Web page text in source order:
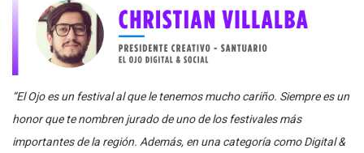
“El Ojo es un festival al que le tenemos mucho cariño. Siempre es un
honor que te nombren jurado de uno de los festivales más
importantes de la región. Además, en una categoría como Digital &